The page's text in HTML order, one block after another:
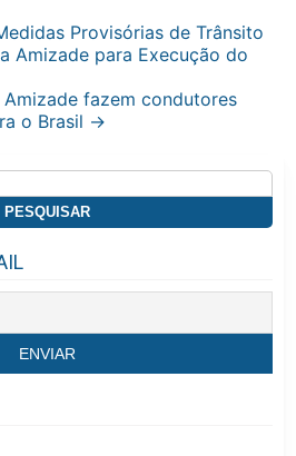
Provisórias de Trânsito
Amizade para Execução do
fazem condutores
o Brasil →